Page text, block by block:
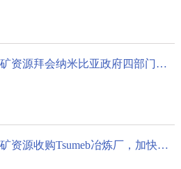
中矿资源拜会纳米比亚政府四部门及楚梅布市领导
中矿资源收购Tsumeb冶炼厂，加快布局铜资源开发